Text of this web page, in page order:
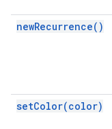
newRecurrence( )
setColor(color)